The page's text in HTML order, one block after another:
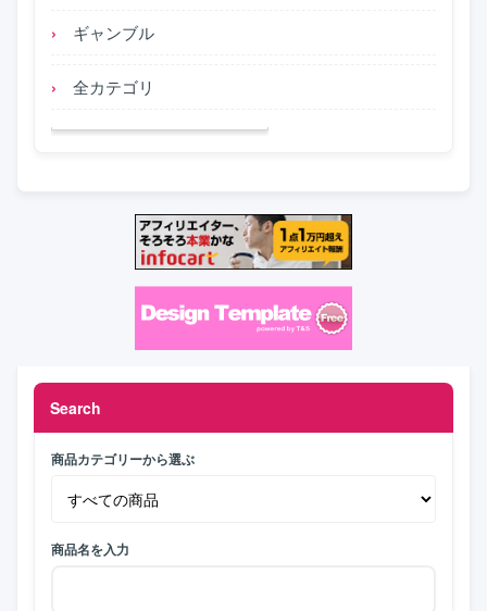
ギャンブル
全カテゴリ
Search
商品カテゴリーから選ぶ
商品名を入力